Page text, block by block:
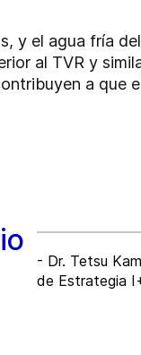
y el agua fría
al TVR y
a que
- Dr. Tetsu
de Estrategia